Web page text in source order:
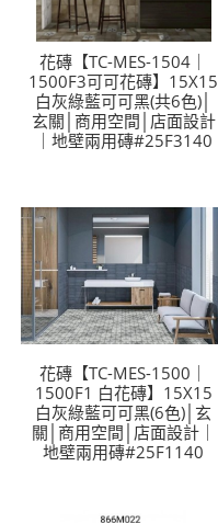
花磚【TC-MES-1504｜
1500F3可可花磚】15X15
白灰綠藍可可黑(共6色)│
玄關│商用空間│店面設計
｜地壁兩用磚#25F3140
花磚【TC-MES-1500｜
1500F1 白花磚】15X15
白灰綠藍可可黑(6色)│玄
關│商用空間│店面設計｜
地壁兩用磚#25F1140